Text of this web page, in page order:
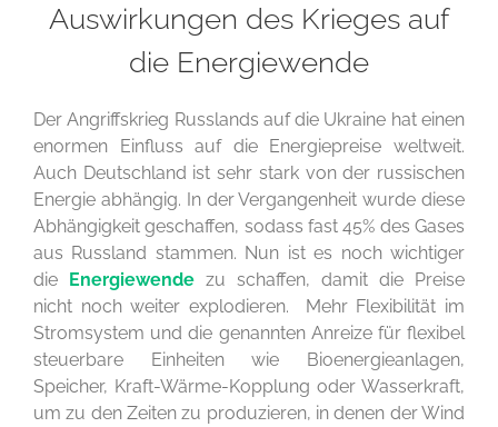
Auswirkungen des Krieges auf
die Energiewende
Der Angriffskrieg Russlands auf die Ukraine hat einen
enormen Einfluss auf die Energiepreise weltweit.
Auch Deutschland ist sehr stark von der russischen
Energie abhängig. In der Vergangenheit wurde diese
Abhängigkeit geschaffen, sodass fast 45% des Gases
aus Russland stammen. Nun ist es noch wichtiger
die Energiewende zu schaffen, damit die Preise
nicht noch weiter explodieren. Mehr Flexibilität im
Stromsystem und die genannten Anreize für flexibel
steuerbare Einheiten wie Bioenergieanlagen,
Speicher, Kraft-Wärme-Kopplung oder Wasserkraft,
um zu den Zeiten zu produzieren, in denen der Wind